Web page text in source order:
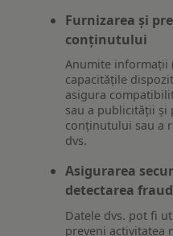
Furnizarea și
conținutului
Anumite informații
capacitățile
asigura
sau a publicității și
conținutului sau a
dvs.
Asigurarea
detectarea
Datele dvs. pot fi
preveni activitatea